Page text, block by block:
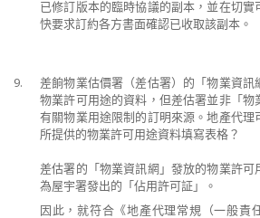
已修訂版本的臨時協議的副本，並在切實
快要求訂約各方書面確認已收取該副本。
9.
差餉物業估價署（差估署）的「物業資訊
物業許可用途的資料，但差估署並非「物
有關物業用途限制的訂明來源。地產代理
所提供的物業許可用途資料填寫表格？
差估署的「物業資訊網」發放的物業許可
為屋宇署發出的「佔用許可証」。
因此，就符合《地產代理常規（一般責